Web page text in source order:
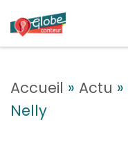
Skip to content
Accueil » Actu »
Nelly